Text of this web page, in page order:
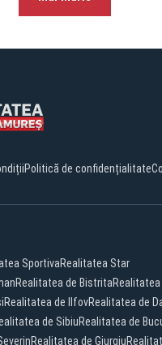
Politică de confidențialitate
SportivaRealitatea Star
Realitatea de Bistrita
Realitatea de IlfovRealitatea de
de SibiuRealitatea de
Realitatea de Giurgiu